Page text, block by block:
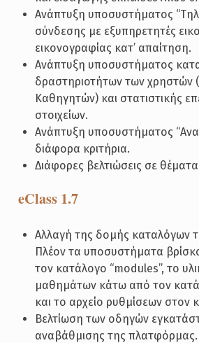
Ανάπτυξη υποσυστήματος
σύνδεσης με εξυπηρετητές
εικονογραφίας κατ’ απαίτηση.
Ανάπτυξη υποσυστήματος
δραστηριοτήτων των χρηστών
Καθηγητών) και στατιστικής
στοιχείων.
Ανάπτυξη υποσυστήματος
διάφορα κριτήρια.
Διάφορες βελτιώσεις σε
eClass 1.7
Αλλαγή της δομής καταλόγων
Πλέον τα υποσυστήματα
τον κατάλογο “modules”, το
μαθημάτων κάτω από τον
και το αρχείο ρυθμίσεων στον
Βελτίωση των οδηγών
αναβάθμισης της πλατφόρμας.